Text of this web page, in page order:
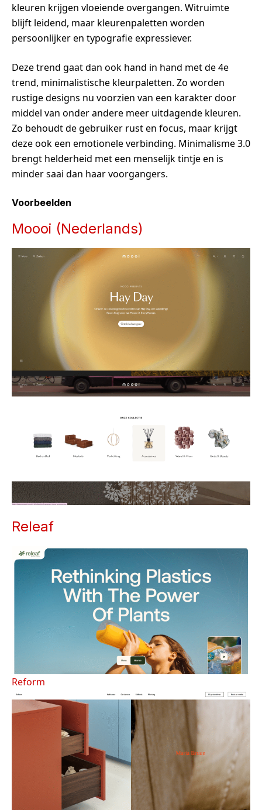
kleuren krijgen vloeiende overgangen. Witruimte
blijft leidend, maar kleurenpaletten worden
persoonlijker en typografie expressiever.
Deze trend gaat dan ook hand in hand met de 4e
trend, minimalistische kleurpaletten. Zo worden
rustige designs nu voorzien van een karakter door
middel van onder andere meer uitdagende kleuren.
Zo behoudt de gebruiker rust en focus, maar krijgt
deze ook een emotionele verbinding. Minimalisme 3.0
brengt helderheid met een menselijk tintje en is
minder saai dan haar voorgangers.
Voorbeelden
Moooi (Nederlands)
Releaf
Reform